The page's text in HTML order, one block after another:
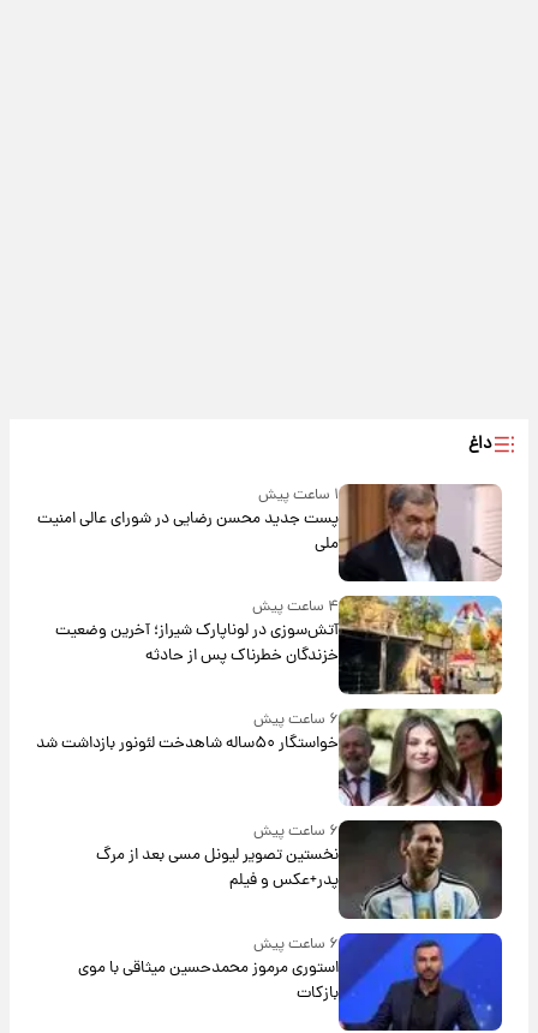
داغ
پست جدید محسن رضایی در شورای عالی امنیت
ملی
۴ ساعت پیش
آتش‌سوزی در لوناپارک شیراز؛ آخرین وضعیت
خزندگان خطرناک پس از حادثه
۶ ساعت پیش
خواستگار ۵۰ساله شاهدخت لئونور بازداشت شد
نخستین تصویر لیونل مسی بعد از مرگ
پدر+عکس و فیلم
۶ ساعت پیش
استوری مرموز محمدحسین میثاقی با موی
بازکات